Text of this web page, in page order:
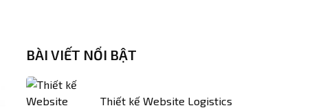
BÀI VIẾT NỔI BẬT
Thiết kế Website Logistics